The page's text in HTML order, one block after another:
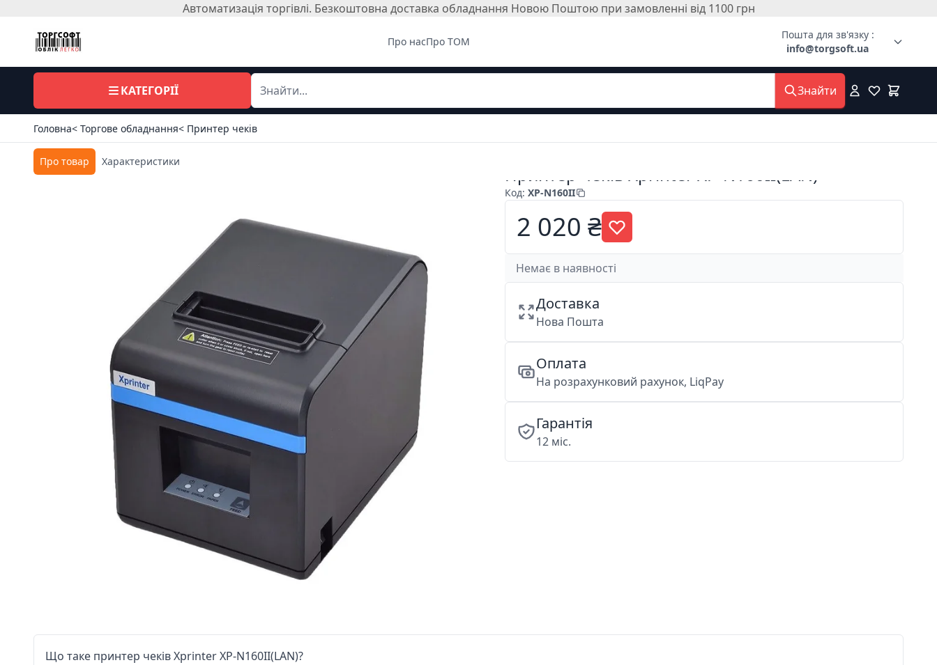
Автоматизація торгівлі. Безкоштовна доставка обладнання Новою Поштою при замовленні від 1100 грн
Про насПро ТОМ
Пошта для зв'язку :
info@torgsoft.ua
КАТЕГОРІЇ Знайти
Головна< Торгове обладнання< Принтер чеків
Про товар Характеристики
Принтер чеків Xprinter XP-N160II(LAN)
Код:XP-N160II
2 020 ₴
Немає в наявності
Доставка
Нова Пошта
Оплата
На розрахунковий рахунок, LiqPay
Гарантія
12 міс.
Що таке принтер чеків Xprinter XP-N160II(LAN)?